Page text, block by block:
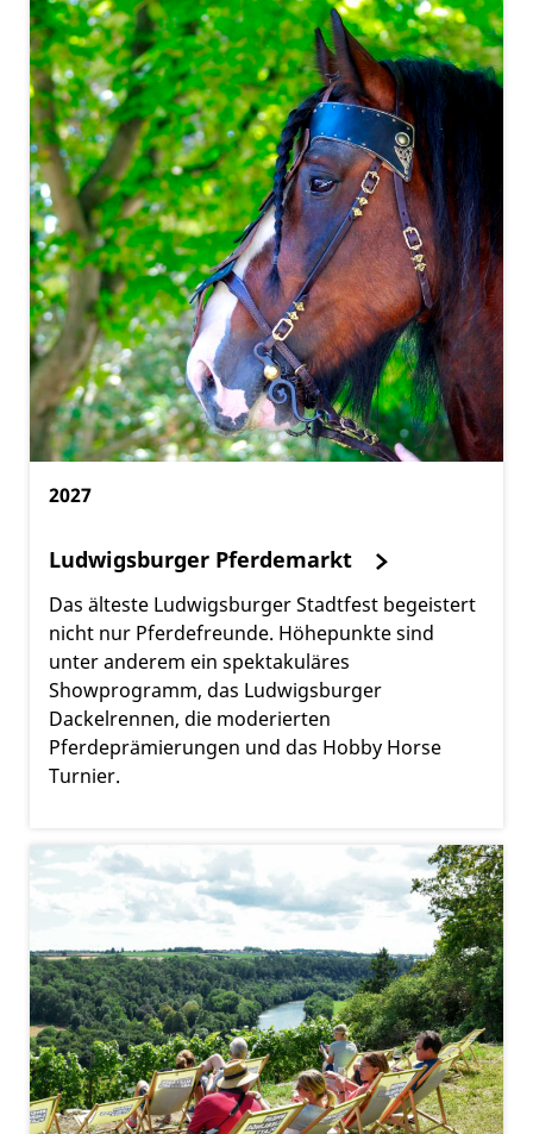
2027
Ludwigsburger Pferdemarkt
Das älteste Ludwigsburger Stadtfest begeistert
nicht nur Pferdefreunde. Höhepunkte sind
unter anderem ein spektakuläres
Showprogramm, das Ludwigsburger
Dackelrennen, die moderierten
Pferdeprämierungen und das Hobby Horse
Turnier.